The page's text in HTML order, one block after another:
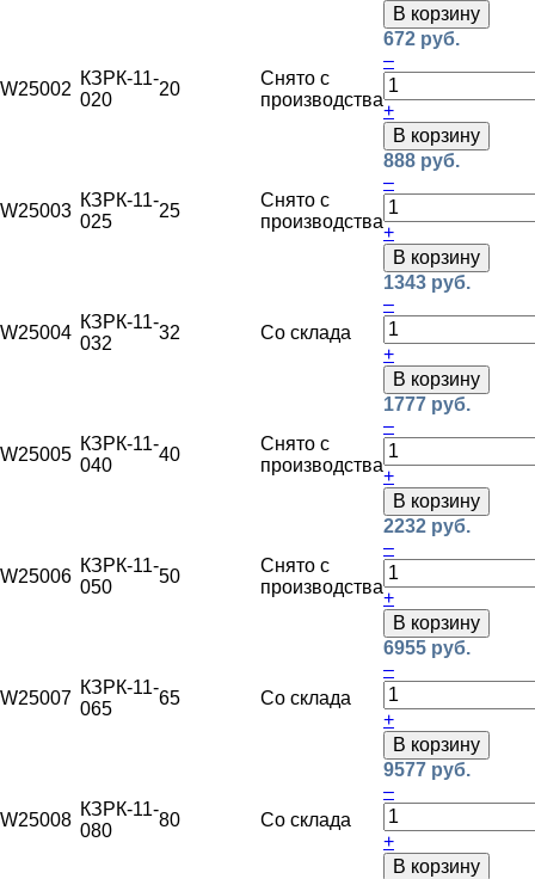
В корзину
W25002
КЗРК-11-
020
20
Снято с
производства
672 руб.
–
+
В корзину
W25003
КЗРК-11-
025
25
Снято с
производства
888 руб.
–
+
В корзину
W25004
КЗРК-11-
032
32 Со склада
1343 руб.
–
+
В корзину
W25005
КЗРК-11-
040
40
Снято с
производства
1777 руб.
–
+
В корзину
W25006
КЗРК-11-
050
50
Снято с
производства
2232 руб.
–
+
В корзину
W25007
КЗРК-11-
065
65 Со склада
6955 руб.
–
+
В корзину
W25008
КЗРК-11-
080
80 Со склада
9577 руб.
–
+
В корзину